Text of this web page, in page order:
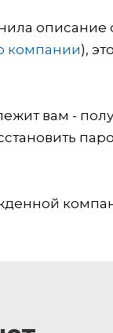
описание
компании),
вам -